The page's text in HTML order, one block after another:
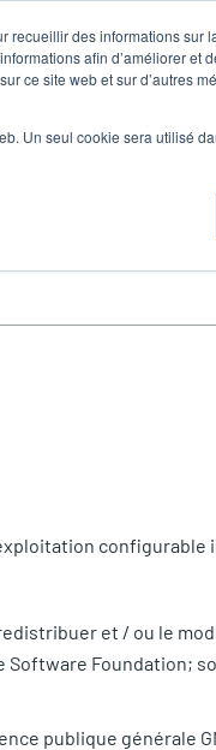
recueillir des informations sur
afin d’améliorer et
ce site web et sur d’autres
Un seul cookie sera utilisé
User
Nouvelles
configurable
et / ou le
Software Foundation;
publique générale